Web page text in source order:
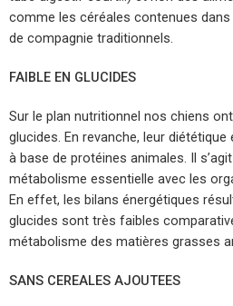
comme les céréales contenues
de compagnie traditionnels.
FAIBLE EN GLUCIDES
Sur le plan nutritionnel nos chiens
glucides. En revanche, leur
à base de protéines animales. Il
métabolisme essentielle avec les
En effet, les bilans énergétiques
glucides sont très faibles
métabolisme des matières grasses
SANS CEREALES AJOUTEES